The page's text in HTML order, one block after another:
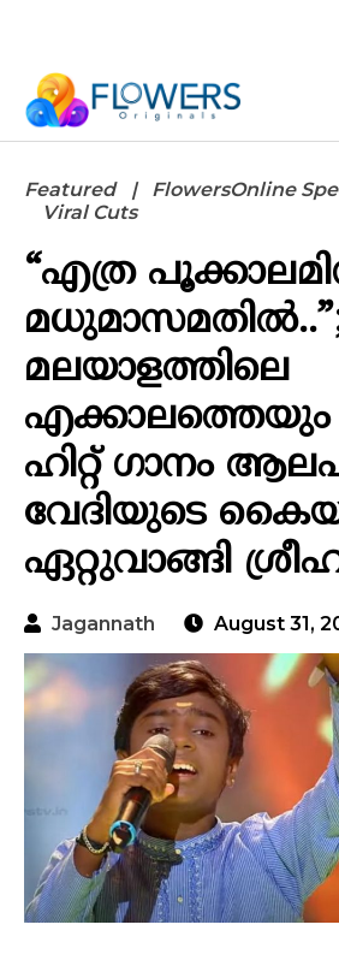
Featured
FlowersOnline
Viral Cuts
“എത്ര
മലയാളത്തിലെ
എക്കാലത്തെയും
ഹിറ്റ് ഗാനം
വേദിയുടെ
ഏറ്റുവാങ്ങി
Jagannath August 31,